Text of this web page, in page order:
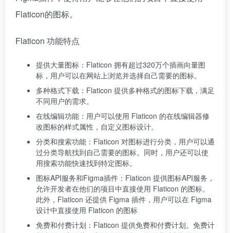
Flaticon的图标。
Flaticon 功能特点
提供大量图标：Flaticon 拥有超过320万个插画向量图
标，用户可以在网站上浏览并选择自己需要的图标。
多种格式下载：Flaticon 提供多种格式的图标下载，满足
不同用户的需求。
在线编辑功能：用户可以使用 Flaticon 的在线编辑器修
改图标的样式属性，自定义图标设计。
分类和搜索功能：Flaticon 对图标进行分类，用户可以通
过分类导航找到自己需要的图标。同时，用户还可以使
用搜索功能快速找到特定图标。
图标API服务和Figma插件：Flaticon 提供图标API服务，
允许开发者在他们的项目中直接使用 Flaticon 的图标。
此外，Flaticon 还提供 Figma 插件，用户可以在 Figma
设计中直接使用 Flaticon 的图标
免费和付费计划：Flaticon 提供免费和付费计划。免费计